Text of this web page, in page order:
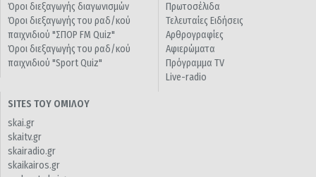
Όροι διεξαγωγής διαγωνισμών
Όροι διεξαγωγής του ραδ/κού
παιχνιδιού "ΣΠΟΡ FM Quiz"
Όροι διεξαγωγής του ραδ/κού
παιχνιδιού "Sport Quiz"
Πρωτοσέλιδα
Τελευταίες Ειδήσεις
Αρθρογραφίες
Αφιερώματα
Πρόγραμμα TV
Live-radio
SITES ΤΟΥ ΟΜΙΛΟΥ
skai.gr
skaitv.gr
skairadio.gr
skaikairos.gr